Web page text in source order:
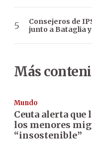
Consejeros de
junto a Bataglia
Más
Mundo
Ceuta alerta que
los menores
“insostenible”